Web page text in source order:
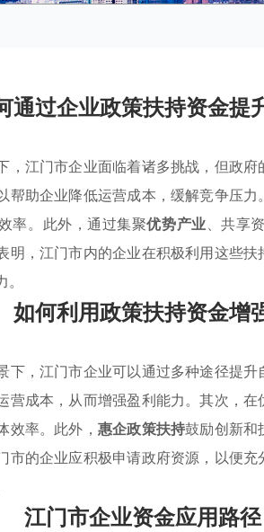
通过企业政策扶持资金提
，江门市企业面临着诸多挑战，但政府
帮助企业降低运营成本，缓解竞争压
率。此外，通过集聚优势产业、共享
明，江门市内的企业在积极利用这些
如何利用政策扶持资金增
下，江门市企业可以通过多种途径提
营成本，从而增强盈利能力。其次，
效率。此外， 惠企政策扶持鼓励创新和
市的企业应积极申请政府资源，以便
江门市企业资金应用路